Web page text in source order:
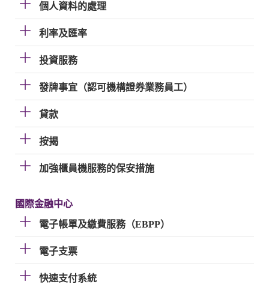
個人資料的處理
利率及匯率
投資服務
發牌事宜（認可機構證券業務員工）
貸款
按揭
加強櫃員機服務的保安措施
國際金融中心
電子帳單及繳費服務（EBPP）
電子支票
快速支付系統